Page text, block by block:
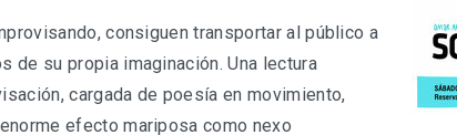
consiguen transportar al público a
de su propia imaginación. Una lectura
cargada de poesía en movimiento,
efecto mariposa como nexo